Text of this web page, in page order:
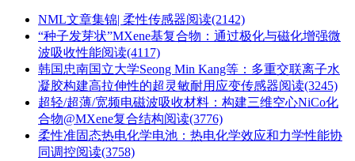
NML文章集锦| 柔性传感器阅读(2142)
“种子发芽状”MXene基复合物：通过极化与磁化增强微
波吸收性能阅读(4117)
韩国忠南国立大学Seong Min Kang等：多重交联离子水
凝胶构建高拉伸性的超灵敏耐用应变传感器阅读(3245)
超轻/超薄/宽频电磁波吸收材料：构建三维空心NiCo化
合物@MXene复合结构阅读(3776)
柔性准固态热电化学电池：热电化学效应和力学性能协
同调控阅读(3758)